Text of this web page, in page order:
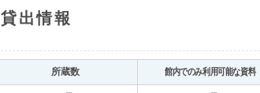
貸出情報
所蔵数 館内でのみ利用可能な資料